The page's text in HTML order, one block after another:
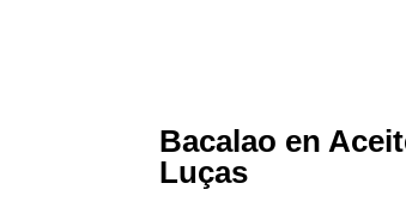
Bacalao en
Luças